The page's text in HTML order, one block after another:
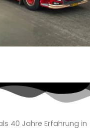
40 Jahre Erfahrung in